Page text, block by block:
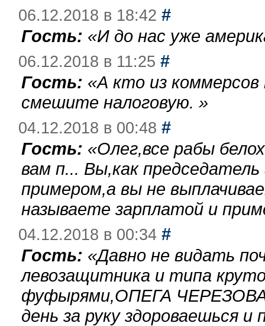
06.12.2018 в 18:42 #
Гость: «И до нас уже
06.12.2018 в 11:25 #
Гость: «А кто из
смешите налоговую. »
04.12.2018 в 00:48 #
Гость: «Олег,все рабы
вам п... Вы,как
примером,а вы не
называете зарплатой и
04.12.2018 в 00:34 #
Гость: «Давно не видать
левозащитника и типа
фуфырями,ОПЕГА
день за руку здороваешься